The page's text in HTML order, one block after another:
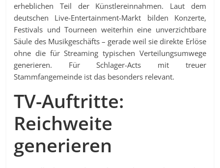
erheblichen Teil der Künstlereinnahmen. Laut dem
deutschen Live-Entertainment-Markt bilden Konzerte,
Festivals und Tourneen weiterhin eine unverzichtbare
Säule des Musikgeschäfts – gerade weil sie direkte Erlöse
ohne die für Streaming typischen Verteilungsumwege
generieren. Für Schlager-Acts mit treuer
Stammfangemeinde ist das besonders relevant.
TV-Auftritte:
Reichweite
generieren